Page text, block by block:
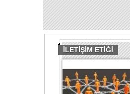
İLETİŞİM ETİĞİ